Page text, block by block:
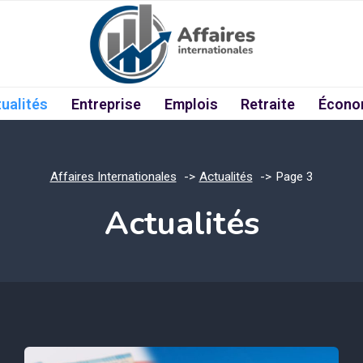
Entreprise Emplois Retraite
Affaires Internationales Actualités Page 3
Actualités